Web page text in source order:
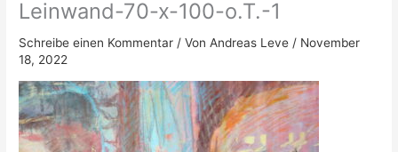
Leinwand-70-x-100-o.T.-1
Schreibe einen Kommentar / VonAndreas Leve / November
18, 2022